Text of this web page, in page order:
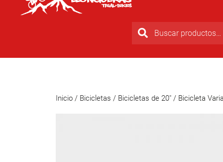
Inicio / Bicicletas / Bicicletas de 20" / Bicicleta